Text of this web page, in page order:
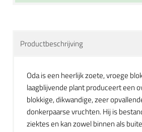
Productbeschrijving
Oda is een heerlijk zoete, vroege
laagblijvende plant produceert een
blokkige, dikwandige, zeer
donkerpaarse vruchten. Hij is
ziektes en kan zowel binnen als